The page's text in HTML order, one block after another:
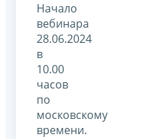
Начало
вебинара
28.06.2024
в
10.00
часов
по
московскому
времени.